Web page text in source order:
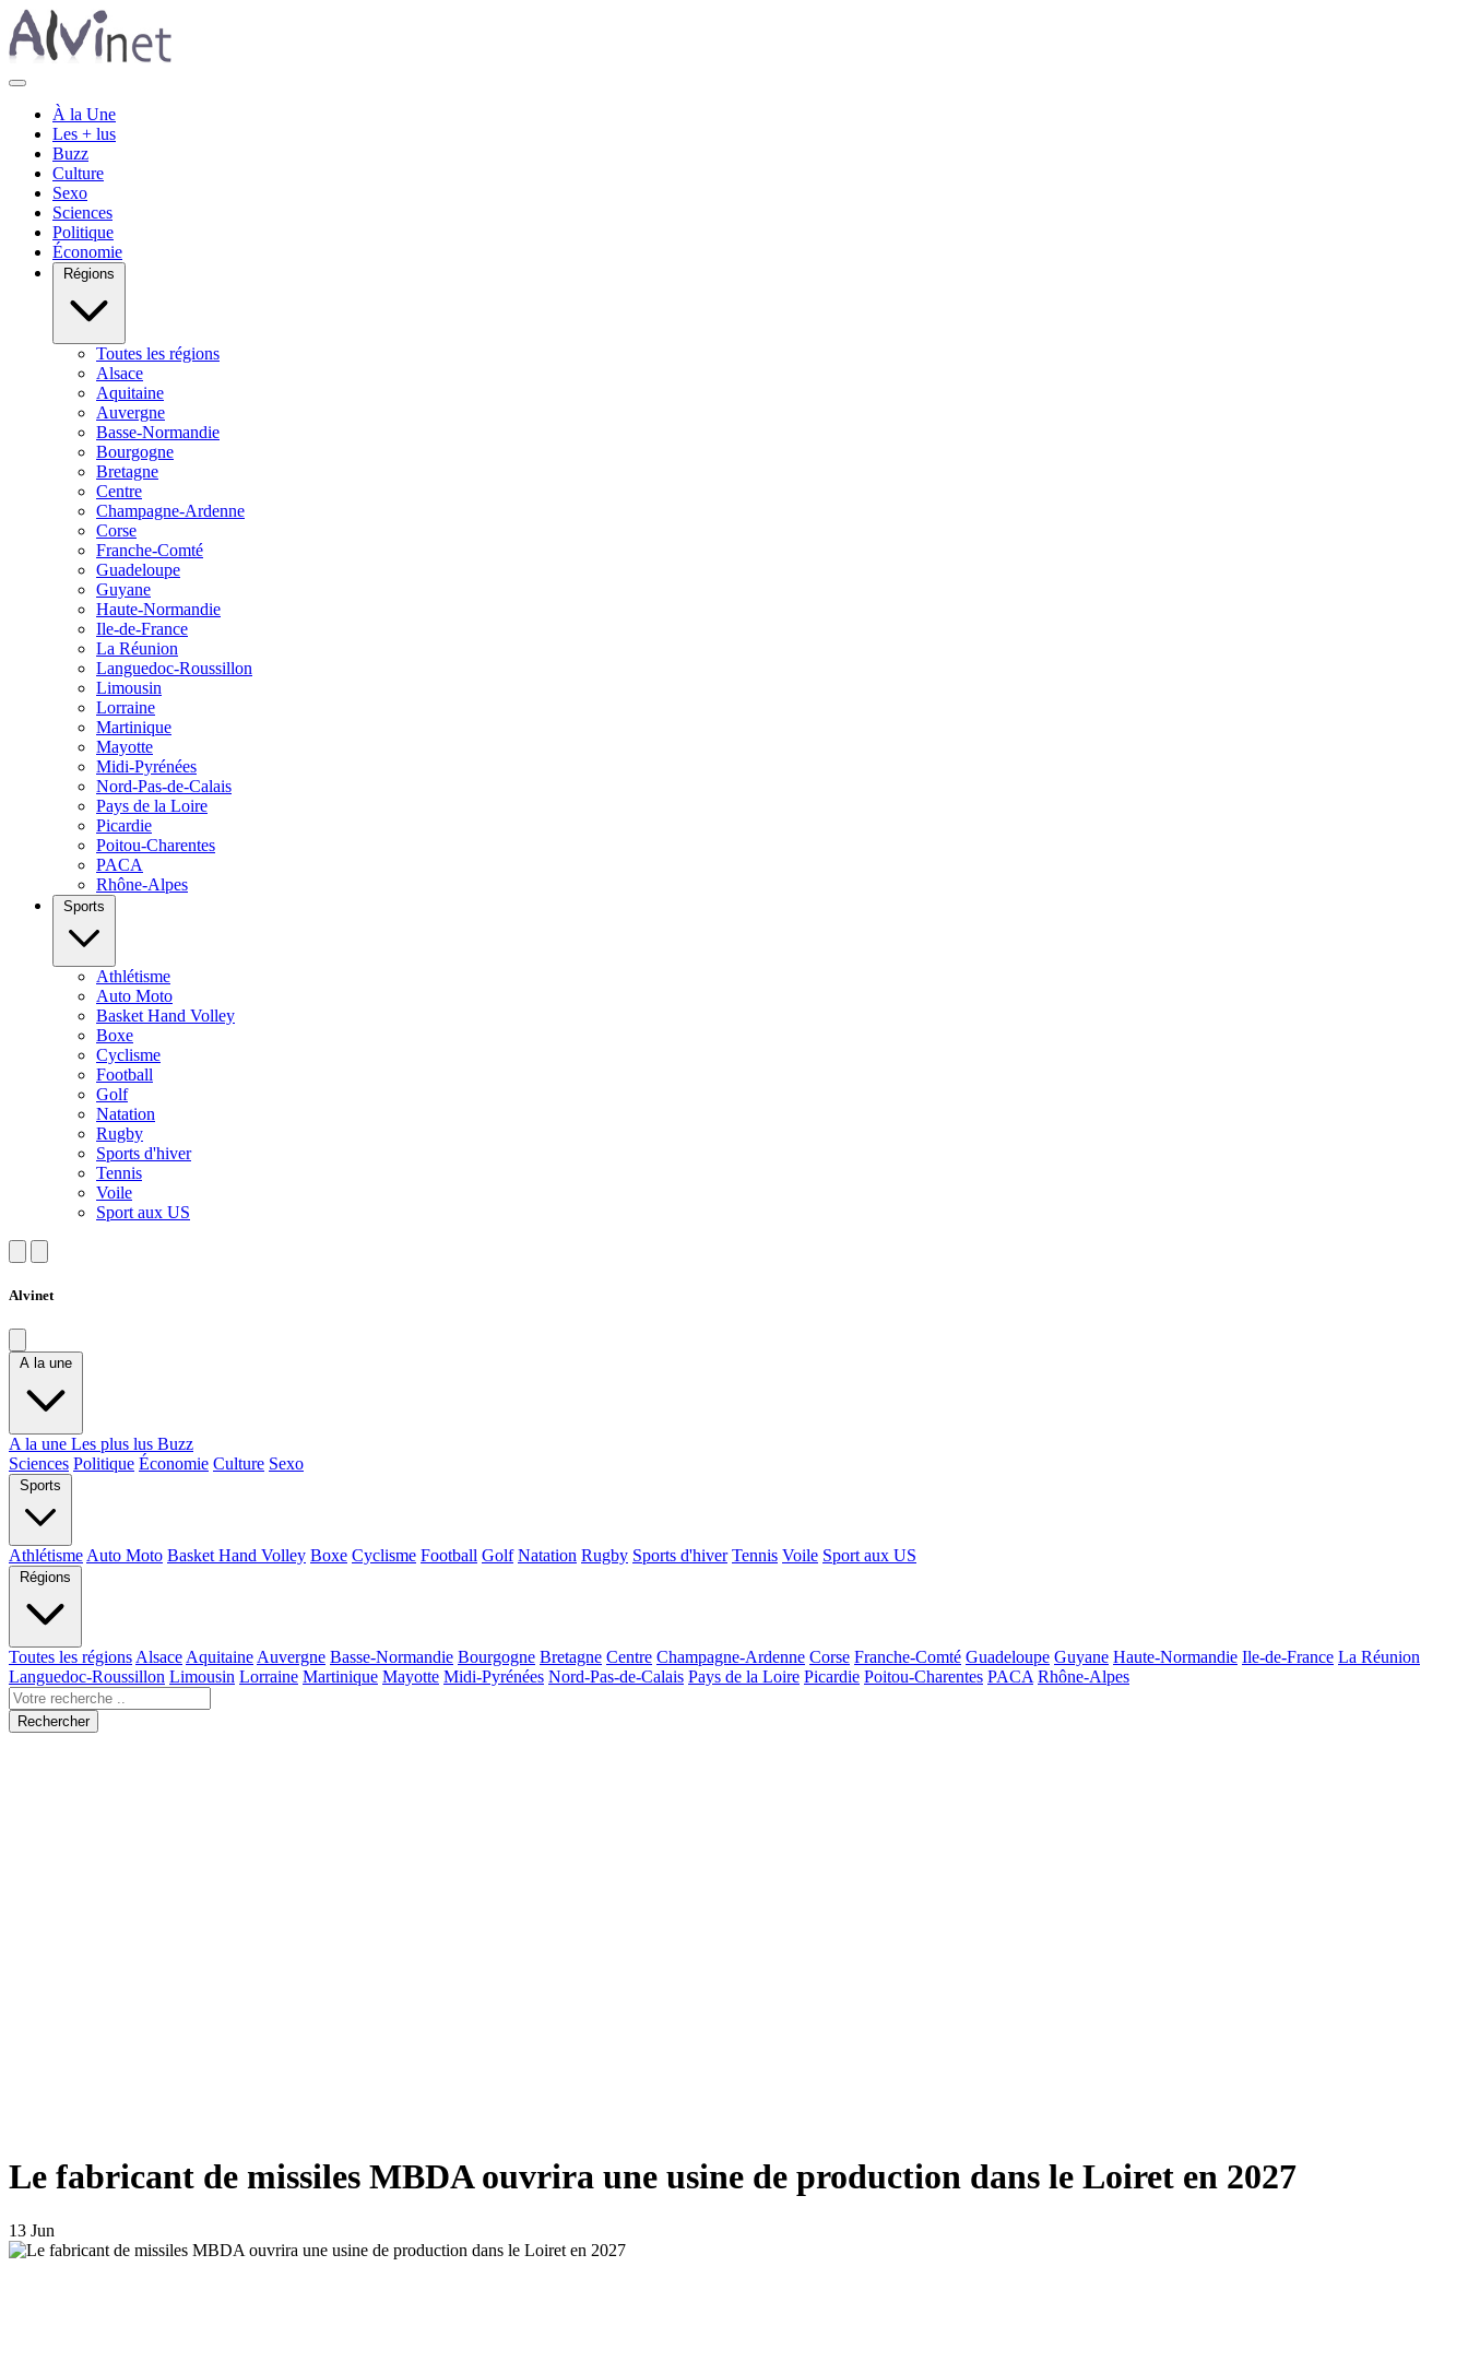
À la Une
Les + lus
Buzz
Culture
Sexo
Sciences
Politique
Économie
Régions
Toutes les régions
Alsace
Aquitaine
Auvergne
Basse-Normandie
Bourgogne
Bretagne
Centre
Champagne-Ardenne
Corse
Franche-Comté
Guadeloupe
Guyane
Haute-Normandie
Ile-de-France
La Réunion
Languedoc-Roussillon
Limousin
Lorraine
Martinique
Mayotte
Midi-Pyrénées
Nord-Pas-de-Calais
Pays de la Loire
Picardie
Poitou-Charentes
PACA
Rhône-Alpes
Sports
Athlétisme
Auto Moto
Basket Hand Volley
Boxe
Cyclisme
Football
Golf
Natation
Rugby
Sports d'hiver
Tennis
Voile
Sport aux US
Alvinet
A la une
A la une Les plus lus Buzz
Sciences Politique Économie Culture Sexo
Sports
Athlétisme Auto Moto Basket Hand Volley Boxe Cyclisme Football Golf Natation Rugby Sports d'hiver Tennis Voile Sport aux US
Régions
Toutes les régions Alsace Aquitaine Auvergne Basse-Normandie Bourgogne Bretagne Centre Champagne-Ardenne Corse Franche-Comté Guadeloupe Guyane Haute-Normandie Ile-de-France La Réunion
Languedoc-Roussillon Limousin Lorraine Martinique Mayotte Midi-Pyrénées Nord-Pas-de-Calais Pays de la Loire Picardie Poitou-Charentes PACA Rhône-Alpes
Rechercher
Le fabricant de missiles MBDA ouvrira une usine de production dans le Loiret en 2027
13 Jun